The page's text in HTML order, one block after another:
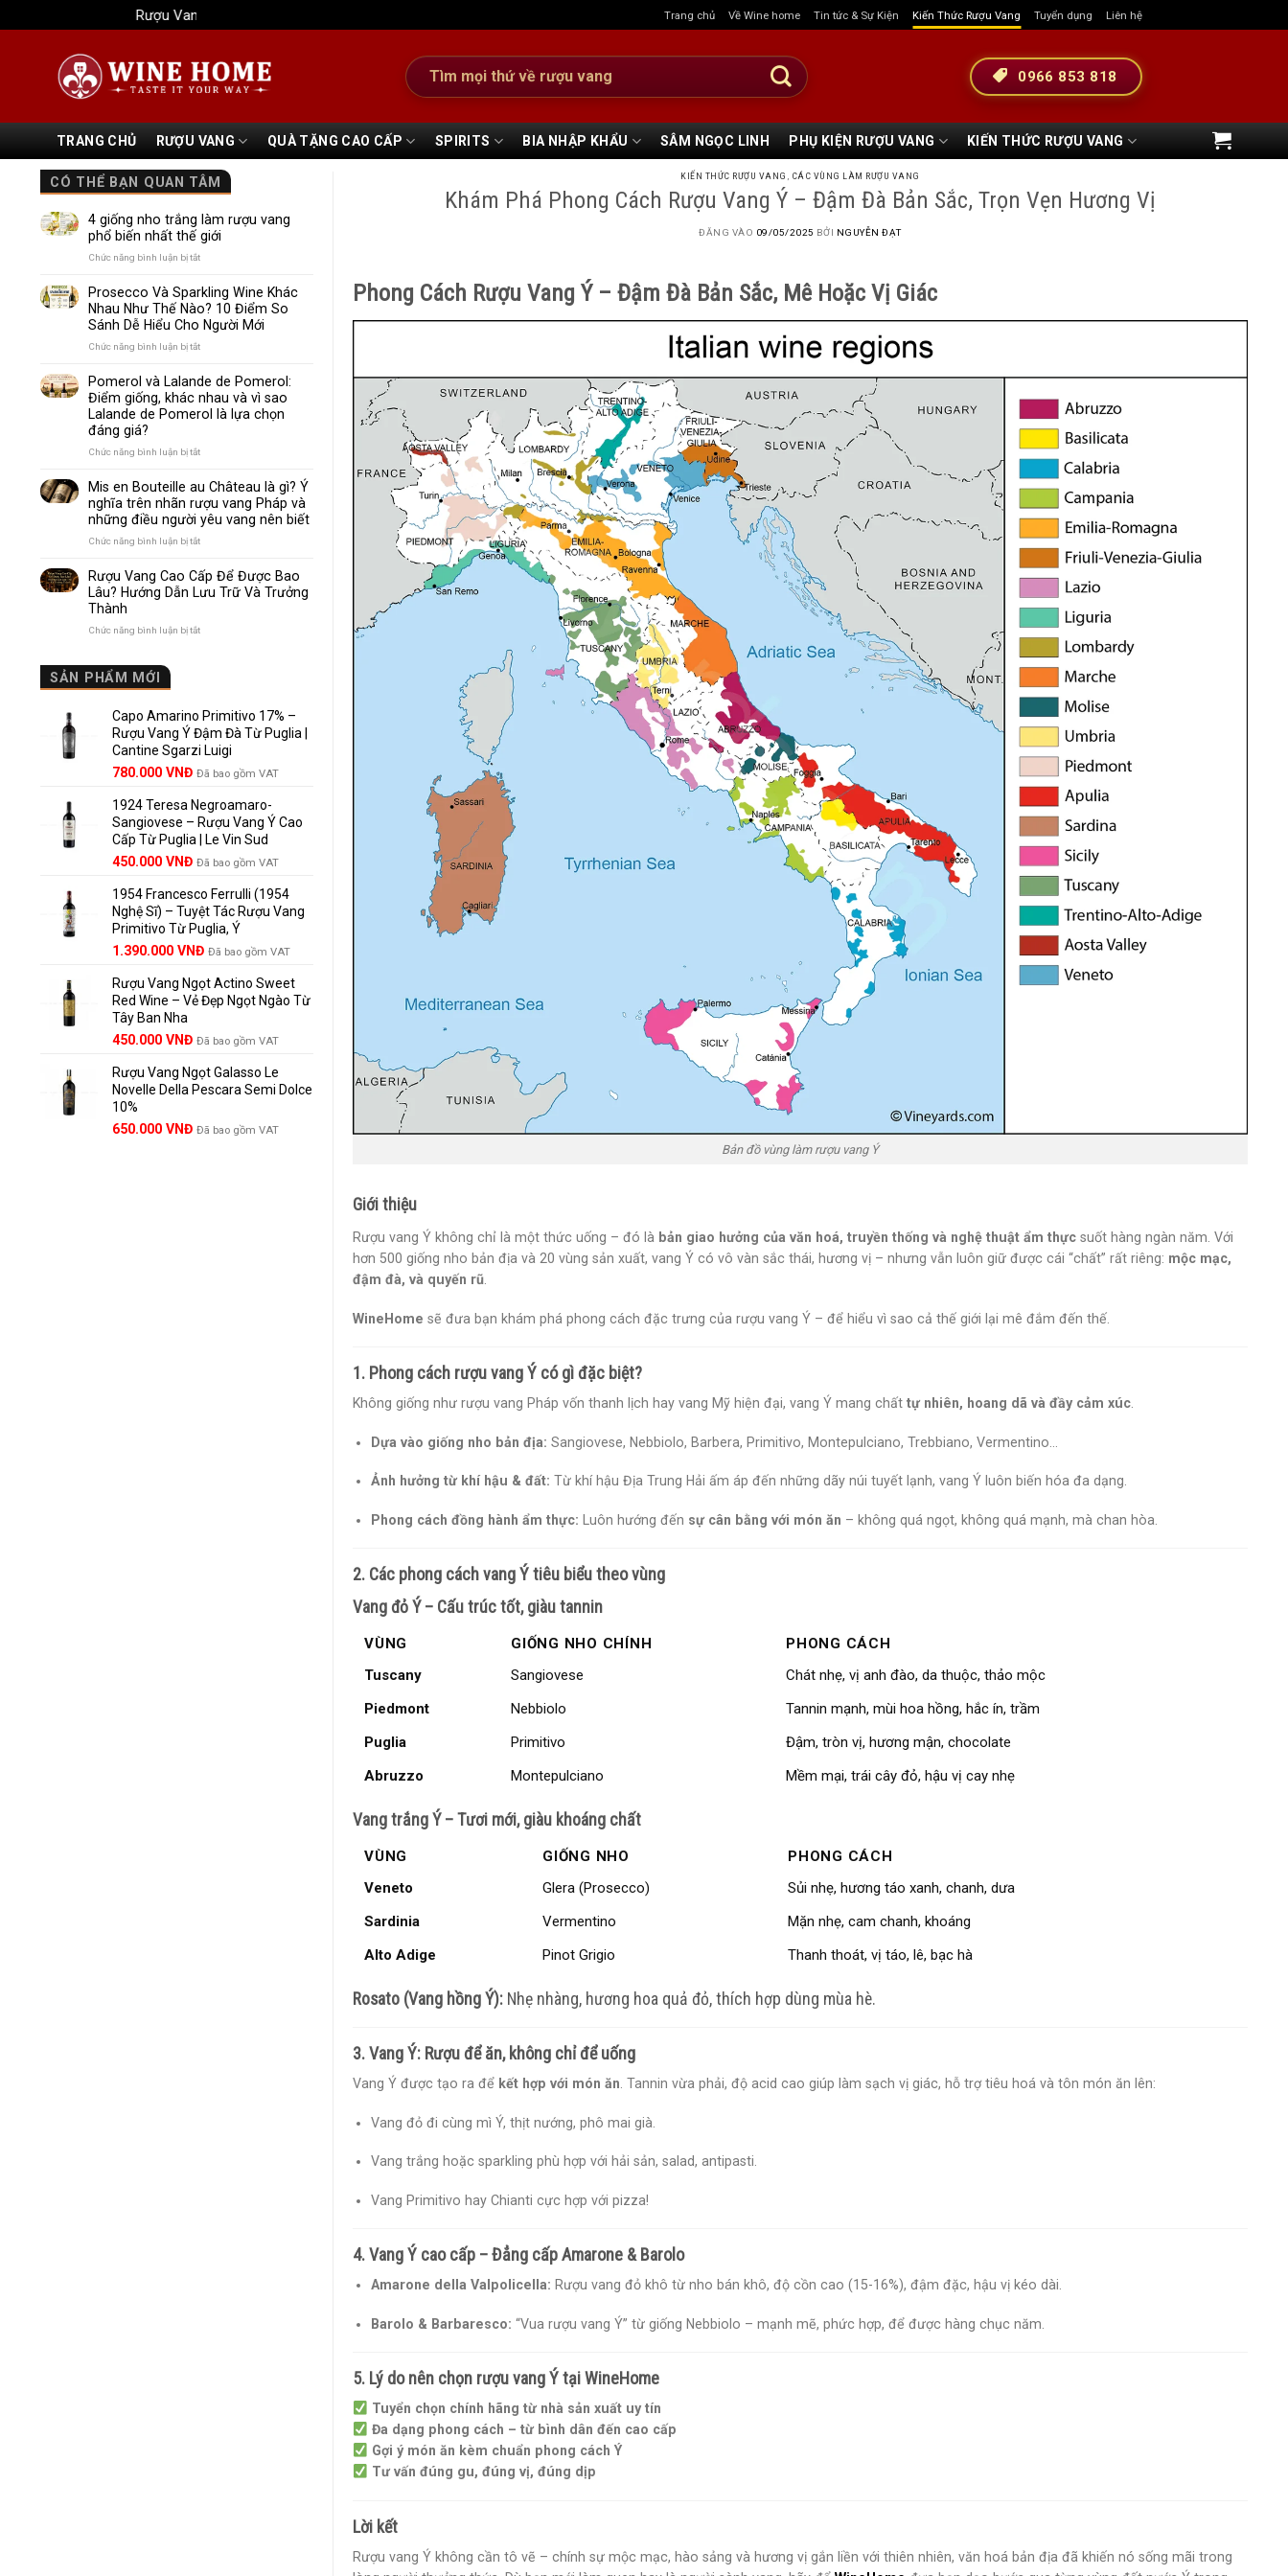
qua
Rượu Vang Wine Home Trang chủ Về Wine home Tin tức & Sự Kiện Kiến Thức Rượu Vang Tuyển dụng Liên hệ
Tìm
kiếm:
0966 853 818
TRANG CHỦ RƯỢU VANG QUÀ TẶNG CAO CẤP SPIRITS BIA NHẬP KHẨU SÂM NGỌC LINH PHỤ KIỆN RƯỢU VANG KIẾN THỨC RƯỢU VANG
CÓ THỂ BẠN QUAN TÂM
4 giống nho trắng làm rượu vang
phổ biến nhất thế giới
Chức năng bình luận bị tắtở
giống
nho
trắng
làm
biến
nhất
thế
Prosecco Và Sparkling Wine Khác
Nhau Như Thế Nào? 10 Điểm So
Sánh Dễ Hiểu Cho Người Mới
Chức năng bình luận bị tắtở
Và
Sparkling
Wine
Khác
10
Điểm
So
Dễ
Cho
Người
Pomerol và Lalande de Pomerol:
Điểm giống, khác nhau và vì sao
Lalande de Pomerol là lựa chọn
đáng giá?
Chức năng bình luận bị tắtở
Lalande
de
Pomerol:
nhau
và
chọn
đáng
giá?
Mis en Bouteille au Château là gì? Ý
nghĩa trên nhãn rượu vang Pháp và
những điều người yêu vang nên biết
Chức năng bình luận bị tắtở
en
Bouteille
au
rượu
vang
Pháp
và
những
yêu
vang
nên
Rượu Vang Cao Cấp Để Được Bao
Lâu? Hướng Dẫn Lưu Trữ Và Trưởng
Thành
Chức năng bình luận bị tắtở
Được
Bao
Lâu?
Hướng
Dẫn
Trữ
Và
Trưởng
Thành
SẢN PHẨM MỚI
Capo Amarino Primitivo 17% –
Rượu Vang Ý Đậm Đà Từ Puglia |
Cantine Sgarzi Luigi
Giá
là:
858.000 VNĐ.
780.000 VNĐGiá
tại
là:
780.000 VNĐ.
Đã bao gồm VAT
1924 Teresa Negroamaro-
Sangiovese – Rượu Vang Ý Cao
Cấp Từ Puglia | Le Vin Sud
Giá
là:
495.000 VNĐ.
450.000 VNĐGiá
tại
là:
450.000 VNĐ.
Đã bao gồm VAT
1954 Francesco Ferrulli (1954
Nghệ Sĩ) – Tuyệt Tác Rượu Vang
Primitivo Từ Puglia, Ý
Giá
là:
1.529.000 VNĐ.
1.390.000 VNĐGiá
tại
là:
Đã bao gồm VAT
Rượu Vang Ngọt Actino Sweet
Red Wine – Vẻ Đẹp Ngọt Ngào Từ
Tây Ban Nha
450.000 VNĐ Đã bao gồm VAT
Rượu Vang Ngọt Galasso Le
Novelle Della Pescara Semi Dolce
10%
650.000 VNĐ Đã bao gồm VAT
KIẾN THỨC RƯỢU VANG CÁC VÙNG LÀM RƯỢU VANG
Khám Phá Phong Cách Rượu Vang Ý – Đậm Đà Bản Sắc, Trọn Vẹn Hương Vị
ĐĂNG VÀO 09/05/2025 BỞI NGUYỄN ĐẠT
Phong Cách Rượu Vang Ý – Đậm Đà Bản Sắc, Mê Hoặc Vị Giác
Bản đồ vùng làm rượu vang Ý
Giới thiệu
Rượu vang Ý không chỉ là một thức uống – đó là bản giao hưởng của văn hoá, truyền thống và nghệ thuật ẩm thực suốt hàng ngàn năm. Với
hơn 500 giống nho bản địa và 20 vùng sản xuất, vang Ý có vô vàn sắc thái, hương vị – nhưng vẫn luôn giữ được cái “chất” rất riêng: mộc mạc,
đậm đà, và quyến rũ
WineHome sẽ đưa bạn khám phá phong cách đặc trưng của rượu vang Ý – để hiểu vì sao cả thế giới lại mê đắm đến thế.
1. Phong cách rượu vang Ý có gì đặc biệt?
Không giống như rượu vang Pháp vốn thanh lịch hay vang Mỹ hiện đại, vang Ý mang chất tự nhiên, hoang dã và đầy cảm xúc
Dựa vào giống nho bản địa: Sangiovese, Nebbiolo, Barbera, Primitivo, Montepulciano, Trebbiano, Vermentino…
Ảnh hưởng từ khí hậu & đất: Từ khí hậu Địa Trung Hải ấm áp đến những dãy núi tuyết lạnh, vang Ý luôn biến hóa đa dạng.
Phong cách đồng hành ẩm thực: Luôn hướng đến sự cân bằng với món ăn – không quá ngọt, không quá mạnh, mà chan hòa.
2. Các phong cách vang Ý tiêu biểu theo vùng
Vang đỏ Ý – Cấu trúc tốt, giàu tannin
VÙNG GIỐNG NHO CHÍNH
PHONG CÁCH
Tuscany
Sangiovese
Chát nhẹ, vị anh đào, da thuộc, thảo mộc
Piedmont
Nebbiolo
Tannin mạnh, mùi hoa hồng, hắc ín, trầm
Puglia
Primitivo
Đậm, tròn vị, hương mận, chocolate
Abruzzo
Montepulciano Mềm mại, trái cây đỏ, hậu vị cay nhẹ
Vang trắng Ý – Tươi mới, giàu khoáng chất
VÙNG GIỐNG NHO
PHONG CÁCH
Veneto
Glera (Prosecco)
Sủi nhẹ, hương táo xanh, chanh, dưa
Sardinia
Vermentino
Mặn nhẹ, cam chanh, khoáng
Alto Adige
Pinot Grigio Thanh thoát, vị táo, lê, bạc hà
Rosato (Vang hồng Ý): Nhẹ nhàng, hương hoa quả đỏ, thích hợp dùng mùa hè.
3. Vang Ý: Rượu để ăn, không chỉ để uống
Vang Ý được tạo ra để kết hợp với món ăn. Tannin vừa phải, độ acid cao giúp làm sạch vị giác, hỗ trợ tiêu hoá và tôn món ăn lên:
Vang đỏ đi cùng mì Ý, thịt nướng, phô mai già.
Vang trắng hoặc sparkling phù hợp với hải sản, salad, antipasti.
Vang Primitivo hay Chianti cực hợp với pizza!
4. Vang Ý cao cấp – Đẳng cấp Amarone & Barolo
Amarone della Valpolicella: Rượu vang đỏ khô từ nho bán khô, độ cồn cao (15-16%), đậm đặc, hậu vị kéo dài.
Barolo & Barbaresco: “Vua rượu vang Ý” từ giống Nebbiolo – mạnh mẽ, phức hợp, để được hàng chục năm.
5. Lý do nên chọn rượu vang Ý tại WineHome
Tuyển chọn chính hãng từ nhà sản xuất uy tín
Đa dạng phong cách – từ bình dân đến cao cấp
Gợi ý món ăn kèm chuẩn phong cách Ý
Tư vấn đúng gu, đúng vị, đúng dịp
Lời kết
Rượu vang Ý không cần tô vẽ – chính sự mộc mạc, hào sảng và hương vị gắn liền với thiên nhiên, văn hoá bản địa đã khiến nó sống mãi trong